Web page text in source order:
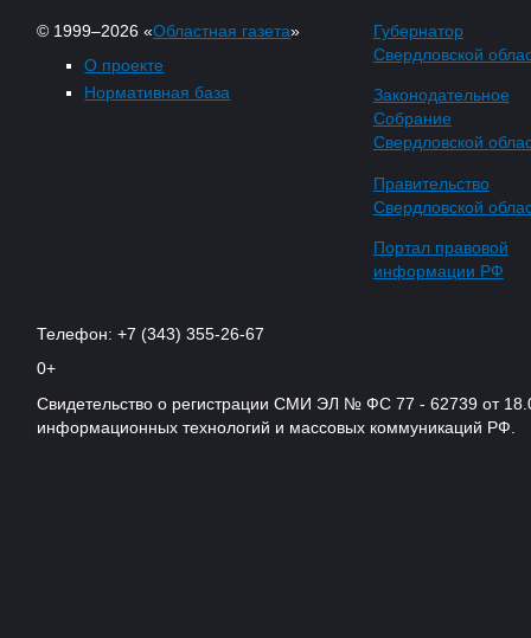
© 1999–2026 «Областная газета»
О проекте
Нормативная база
Губернатор
Свердловской
Законодательное
Собрание
Свердловской
Правительство
Свердловской
Портал правовой
информации РФ
Телефон: +7 (343) 355-26-67
0+
Свидетельство о регистрации СМИ ЭЛ № ФС 77 - 62739 от
информационных технологий и массовых коммуникаций РФ.